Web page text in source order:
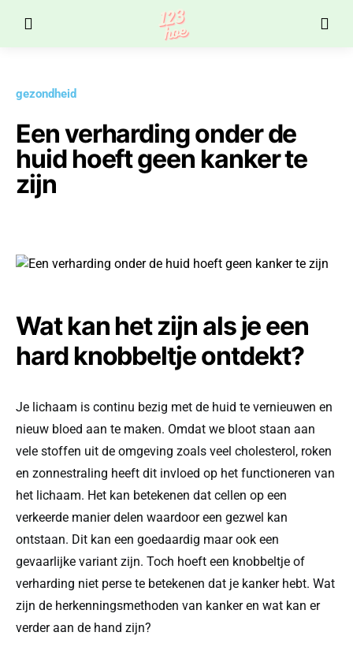
gezondheid
Een verharding onder de
huid hoeft geen kanker te
zijn
Wat kan het zijn als je een
hard knobbeltje ontdekt?
Je lichaam is continu bezig met de huid te vernieuwen en
nieuw bloed aan te maken. Omdat we bloot staan aan
vele stoffen uit de omgeving zoals veel cholesterol, roken
en zonnestraling heeft dit invloed op het functioneren van
het lichaam. Het kan betekenen dat cellen op een
verkeerde manier delen waardoor een gezwel kan
ontstaan. Dit kan een goedaardig maar ook een
gevaarlijke variant zijn. Toch hoeft een knobbeltje of
verharding niet perse te betekenen dat je kanker hebt. Wat
zijn de herkenningsmethoden van kanker en wat kan er
verder aan de hand zijn?